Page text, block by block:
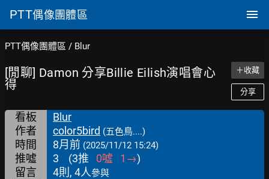
PTT偶像團體區
PTT偶像團體區 / Blur
[閒聊] Damon 分享Billie Eilish演唱會心
得
＋收藏
分享
看板
Blur
作者
color5bird (五色鳥....)
時間 8月前 (2025/11/12 15:24)
推噓 3 (3推 0噓 1 →)
留言
4則, 4人參與